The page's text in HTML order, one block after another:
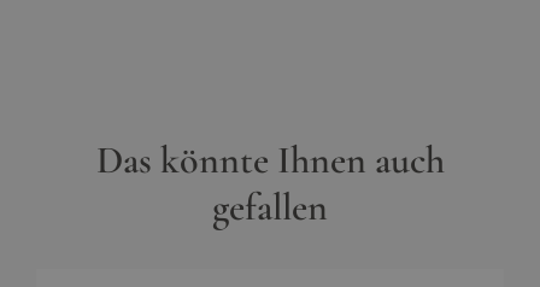
Das könnte Ihnen auch
gefallen